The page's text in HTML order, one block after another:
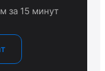
за 15 минут